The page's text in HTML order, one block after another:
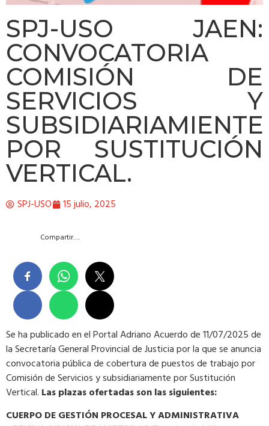
SPJ-USO JAEN:
CONVOCATORIA
COMISIÓN DE
SERVICIOS Y
SUBSIDIARIAMIENTE
POR SUSTITUCIÓN
VERTICAL.
SPJ-USO 15 julio, 2025
Compartir….
Se ha publicado en el Portal Adriano Acuerdo de 11/07/2025 de
la Secretaría General Provincial de Justicia por la que se anuncia
convocatoria pública de cobertura de puestos de trabajo por
Comisión de Servicios y subsidiariamente por Sustitución
Vertical. Las plazas ofertadas son las siguientes:
CUERPO DE GESTIÓN PROCESAL Y ADMINISTRATIVA